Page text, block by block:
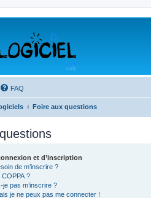
FAQ
Foire aux questions
et d’inscription
de m’inscrire ?
COPPA ?
je pas m’inscrire ?
je ne peux pas me connecter !